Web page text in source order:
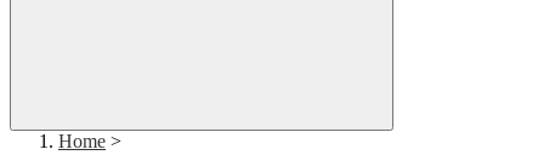
Home >